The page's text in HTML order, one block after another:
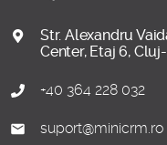
Str. Alexandru
Center, Etaj 6,
+40 364 228 032
suport@minicrm.ro